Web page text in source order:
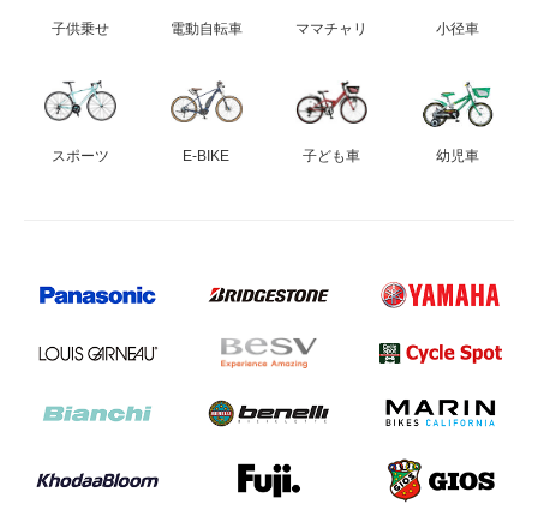
子供乗せ 電動自転車 ママチャリ 小径車
スポーツ E-BIKE 子ども車 幼児車